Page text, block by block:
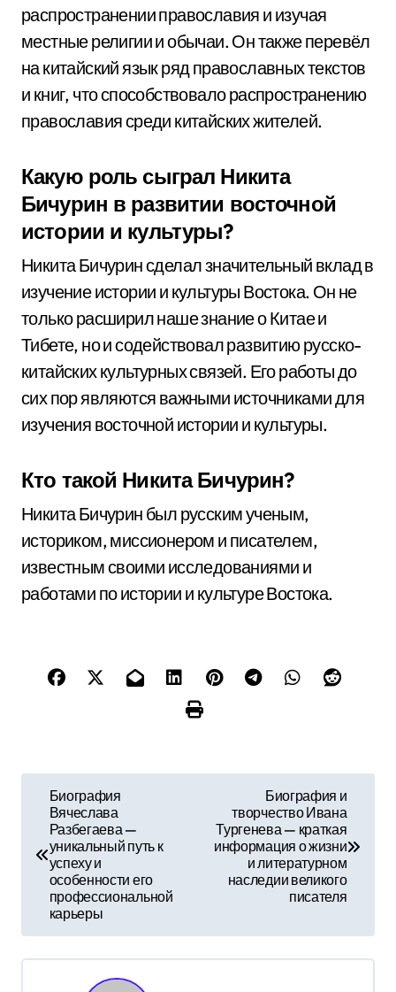
распространении православия и изучая
местные религии и обычаи. Он также перевёл
на китайский язык ряд православных текстов
и книг, что способствовало распространению
православия среди китайских жителей.
Какую роль сыграл Никита
Бичурин в развитии восточной
истории и культуры?
Никита Бичурин сделал значительный вклад в
изучение истории и культуры Востока. Он не
только расширил наше знание о Китае и
Тибете, но и содействовал развитию русско-
китайских культурных связей. Его работы до
сих пор являются важными источниками для
изучения восточной истории и культуры.
Кто такой Никита Бичурин?
Никита Бичурин был русским ученым,
историком, миссионером и писателем,
известным своими исследованиями и
работами по истории и культуре Востока.
в
г
а
Биография
Вячеслава
Разбегаева —
уникальный путь к
успеху и
особенности его
профессиональной
карьеры
Биография и
творчество Ивана
Тургенева — краткая
информация о жизни
и литературном
наследии великого
писателя